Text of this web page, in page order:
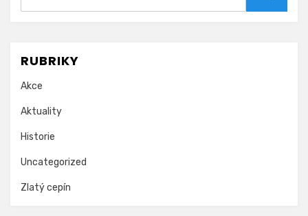
RUBRIKY
Akce
Aktuality
Historie
Uncategorized
Zlatý cepín